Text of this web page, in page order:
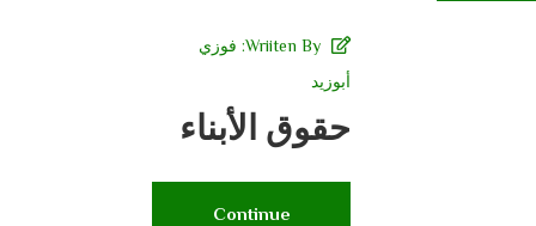
Wriiten By: فوزي
أبوزيد
حقوق الأبناء
Continue